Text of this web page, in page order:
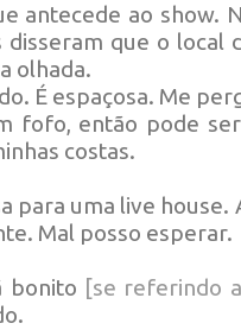
antecede ao show.
disseram que o local
olhada.
É espaçosa. Me
fofo, então pode
costas.
para uma live house.
Mal posso esperar.
bonito [se referindo